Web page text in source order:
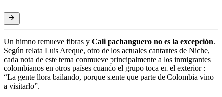
Un himno remueve fibras y Cali pachanguero no es la excepción.
Según relata Luis Areque, otro de los actuales cantantes de Niche,
cada nota de este tema conmueve principalmente a los inmigrantes
colombianos en otros países cuando el grupo toca en el exterior :
“La gente llora bailando, porque siente que parte de Colombia vino
a visitarlo”.